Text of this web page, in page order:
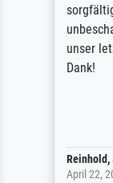
unser
Dank!
Reinhold,
April 22,